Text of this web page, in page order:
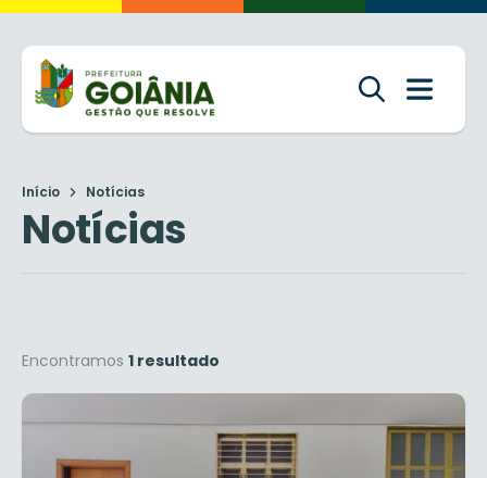
Início Notícias
Notícias
Encontramos 1 resultado